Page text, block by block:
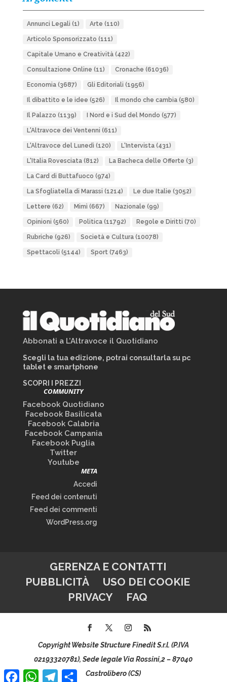
Annunci Legali (1) Arte (110)
Articolo Sponsorizzato (111)
Capitale Umano e Creatività(422)
Consultazione Online (11) Cronache (61036)
Economia(3687) Gli Editoriali (1956)
Il dibattito e le idee (526) Il mondo che cambia(580)
Il Palazzo (1139) I Nord e i Sud del Mondo (577)
L'Altravoce dei Ventenni (611)
L'Altravoce del Lunedì (120) L'Intervista(431)
L'Italia Rovesciata(812) La Bacheca delle Offerte (3)
La Card di Buttafuoco (974)
La Sfogliatella di Marassi (1214) Le due Italie (3052)
Lettere (62) Mimì (667) Nazionale (99)
Opinioni (560) Politica(11792) Regole e Diritti (70)
Rubriche (926) Società e Cultura(10078)
Spettacoli (5144) Sport(7463)
Abbonati a L’Altravoce il Quotidiano
Scegli la tua edizione, potrai consultarla su pc
tablet e smartphone
SCOPRI I PREZZI
COMMUNITY
Facebook Quotidiano
Facebook Basilicata
Facebook Calabria
Facebook Campania
Facebook Puglia
Twitter
Youtube
META
Accedi
Feed dei contenuti
Feed dei commenti
WordPress.org
GERENZA E CONTATTI
PUBBLICITÀ
USO DEI COOKIE
PRIVACY
FAQ
Copyright Website Structure Finedit S.r.l. (P.IVA
02193320781), Sede legale Via Rossini,2 – 87040
Castrolibero (CS)
Facebook
WhatsAppTelegram
Condividi